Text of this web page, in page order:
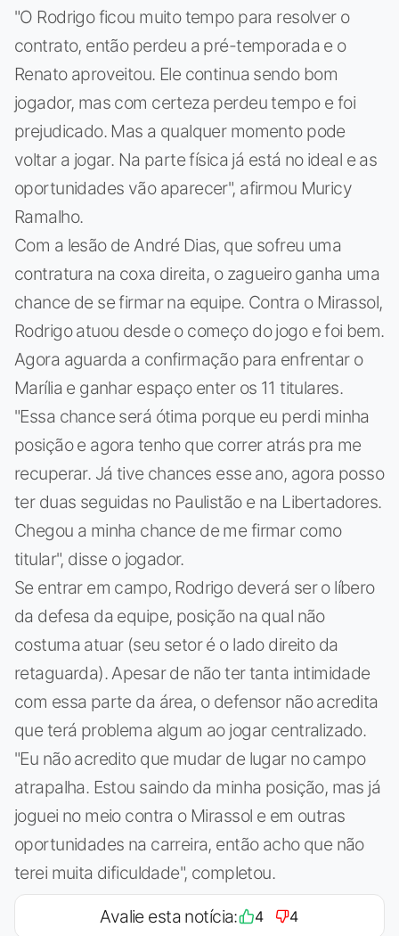
"O Rodrigo ficou muito tempo para resolver o
contrato, então perdeu a pré-temporada e o
Renato aproveitou. Ele continua sendo bom
jogador, mas com certeza perdeu tempo e foi
prejudicado. Mas a qualquer momento pode
voltar a jogar. Na parte física já está no ideal e as
oportunidades vão aparecer", afirmou Muricy
Ramalho.
Com a lesão de André Dias, que sofreu uma
contratura na coxa direita, o zagueiro ganha uma
chance de se firmar na equipe. Contra o Mirassol,
Rodrigo atuou desde o começo do jogo e foi bem.
Agora aguarda a confirmação para enfrentar o
Marília e ganhar espaço enter os 11 titulares.
"Essa chance será ótima porque eu perdi minha
posição e agora tenho que correr atrás pra me
recuperar. Já tive chances esse ano, agora posso
ter duas seguidas no Paulistão e na Libertadores.
Chegou a minha chance de me firmar como
titular", disse o jogador.
Se entrar em campo, Rodrigo deverá ser o líbero
da defesa da equipe, posição na qual não
costuma atuar (seu setor é o lado direito da
retaguarda). Apesar de não ter tanta intimidade
com essa parte da área, o defensor não acredita
que terá problema algum ao jogar centralizado.
"Eu não acredito que mudar de lugar no campo
atrapalha. Estou saindo da minha posição, mas já
joguei no meio contra o Mirassol e em outras
oportunidades na carreira, então acho que não
terei muita dificuldade", completou.
Avalie esta notícia: 4 4